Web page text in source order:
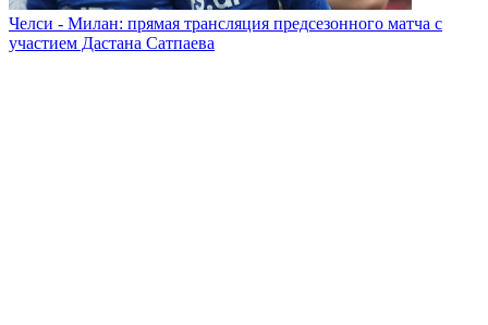
Челси - Милан: прямая трансляция предсезонного матча с
участием Дастана Сатпаева